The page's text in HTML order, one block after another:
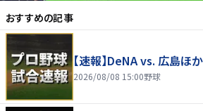
おすすめの記事
【速報】DeNA vs. 広島ほか
2026/08/08 15:00野球